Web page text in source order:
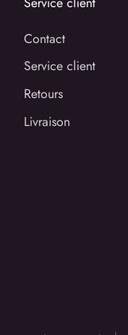
Contact
Service client
Retours
Livraison